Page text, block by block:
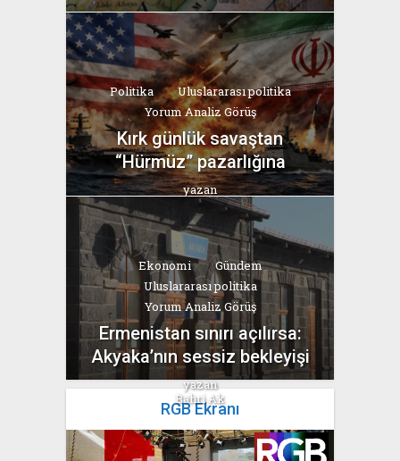
yazan
Bahri Ak
Politika
Uluslararası politika
Yorum Analiz Görüş
Kırk günlük savaştan
“Hürmüz” pazarlığına
yazan
Bahri Ak
Ekonomi
Gündem
Uluslararası politika
Yorum Analiz Görüş
Ermenistan sınırı açılırsa:
Akyaka’nın sessiz bekleyişi
yazan
Bahri Ak
RGB Ekranı